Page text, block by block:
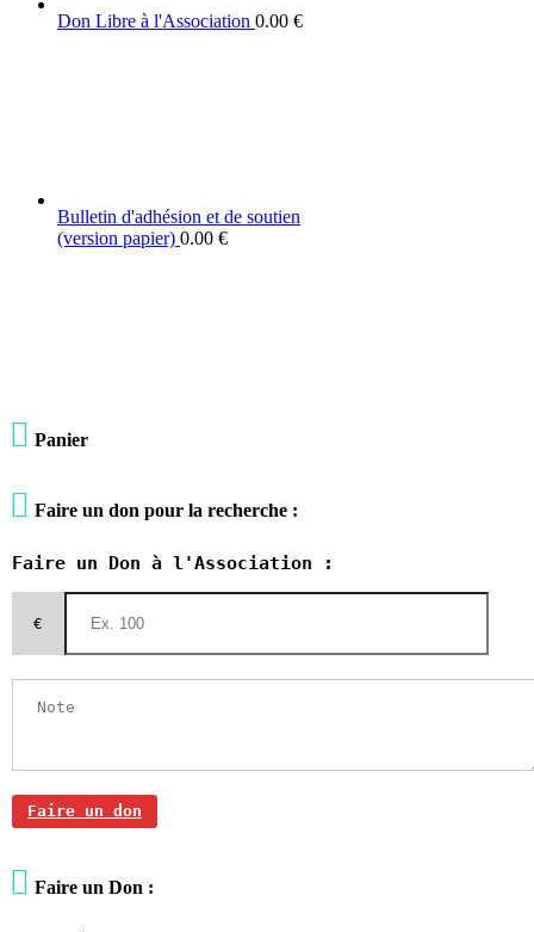
Don Libre à l'Association 0.00 €
Bulletin d'adhésion et de soutien
(version papier) 0.00 €
 Panier
 Faire un don pour la recherche :
Faire un Don à l'Association :
€
Faire un don
 Faire un Don :